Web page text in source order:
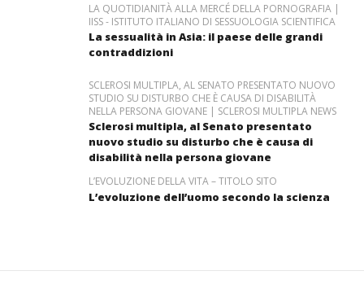
LA QUOTIDIANITÀ ALLA MERCÉ DELLA PORNOGRAFIA |
IISS - ISTITUTO ITALIANO DI SESSUOLOGIA SCIENTIFICA
La sessualità in Asia: il paese delle grandi
contraddizioni
SCLEROSI MULTIPLA, AL SENATO PRESENTATO NUOVO
STUDIO SU DISTURBO CHE È CAUSA DI DISABILITÀ
NELLA PERSONA GIOVANE | SCLEROSI MULTIPLA NEWS
Sclerosi multipla, al Senato presentato
nuovo studio su disturbo che è causa di
disabilità nella persona giovane
L’EVOLUZIONE DELLA VITA – TITOLO SITO
L’evoluzione dell’uomo secondo la scienza